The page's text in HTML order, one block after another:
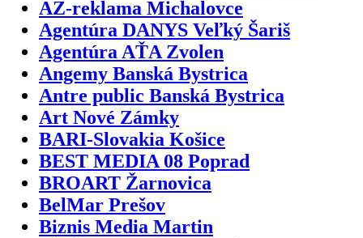
AZ-reklama Michalovce
Agentúra DANYS Veľký Šariš
Agentúra AŤA Zvolen
Angemy Banská Bystrica
Antre public Banská Bystrica
Art Nové Zámky
BARI-Slovakia Košice
BEST MEDIA 08 Poprad
BROART Žarnovica
BelMar Prešov
Biznis Media Martin